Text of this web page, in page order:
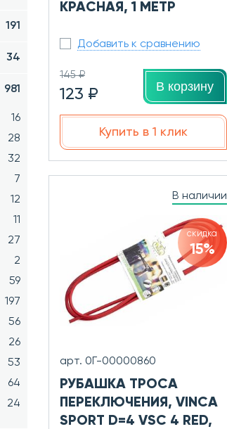
191
34
981
16
28
32
7
12
11
27
2
59
197
56
26
53
64
24
КРАСНАЯ, 1 МЕТР
Добавить к сравнению
145 ₽
123 ₽ В корзину
Купить в 1 клик
В наличии
скидка
15%
арт. 0Г-00000860
РУБАШКА ТРОСА
ПЕРЕКЛЮЧЕНИЯ, VINCA
SPORT D=4 VSC 4 RED,